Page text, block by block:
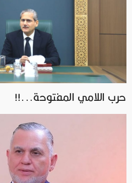
حرب اللامي المفتوحة...!!